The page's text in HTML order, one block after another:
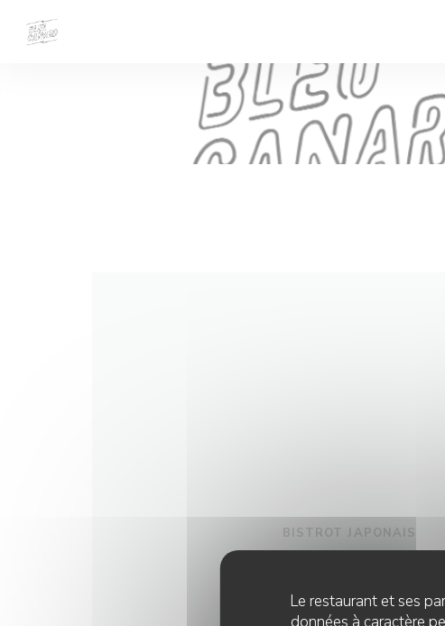
Le restaurant et ses
BISTROT JAPONAIS
25 Rue Pierre Mauroy - 59800